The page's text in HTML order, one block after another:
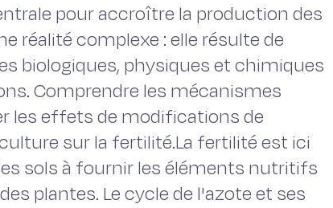
pour accroître la production des
réalité complexe : elle résulte de
biologiques, physiques et chimiques
Comprendre les mécanismes
les effets de modifications de
sur la fertilité.La fertilité est ici
sols à fournir les éléments nutritifs
plantes. Le cycle de l'azote et ses